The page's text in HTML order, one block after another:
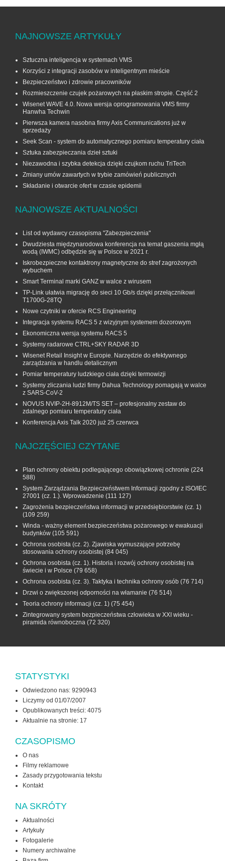
NAJNOWSZE ARTYKUŁY
Sztuczna inteligencja w systemach VMS
Korzyści z integracji zasobów w inteligentnym mieście
Bezpieczeństwo i zdrowie pracowników
Rozmieszczenie czujek pożarowych na płaskim stropie. Część 2
Wisenet WAVE 4.0. Nowa wersja oprogramowania VMS firmy
Hanwha Techwin
Pierwsza kamera nasobna firmy Axis Communications już w
sprzedaży
Seek Scan - system do automatycznego pomiaru temperatury ciała
Sztuka zabezpieczania dzieł sztuki
Niezawodna i szybka detekcja dzięki czujkom ruchu TriTech
Zmiany umów zawartych w trybie zamówień publicznych
Składanie i otwarcie ofert w czasie epidemii
NAJNOWSZE AKTUALNOŚCI
List od wydawcy czasopisma "Zabezpieczenia"
Dwudziesta międzynarodowa konferencja na temat gaszenia mgłą
wodą (IWMC) odbędzie się w Polsce w 2021 r.
Iskrobezpieczne kontaktrony magnetyczne do stref zagrożonych
wybuchem
Smart Terminal marki GANZ w walce z wirusem
TP-Link ułatwia migrację do sieci 10 Gb/s dzięki przełącznikowi
T1700G‑28TQ
Nowe czytniki w ofercie RCS Engineering
Integracja systemu RACS 5 z wizyjnym systemem dozorowym
Ekonomiczna wersja systemu RACS 5
Systemy radarowe CTRL+SKY RADAR 3D
Wisenet Retail Insight w Europie. Narzędzie do efektywnego
zarządzania w handlu detalicznym
Pomiar temperatury ludzkiego ciała dzięki termowizji
Systemy zliczania ludzi firmy Dahua Technology pomagają w walce
z SARS-CoV-2
NOVUS NVIP-2H-8912M/TS SET – profesjonalny zestaw do
zdalnego pomiaru temperatury ciała
Konferencja Axis Talk 2020 już 25 czerwca
NAJCZĘŚCIEJ CZYTANE
Plan ochrony obiektu podlegającego obowiązkowej ochronie (224
588)
System Zarządzania Bezpieczeństwem Informacji zgodny z ISO/IEC
27001 (cz. 1.). Wprowadzenie (111 127)
Zagrożenia bezpieczeństwa informacji w przedsiębiorstwie (cz. 1)
(109 259)
Winda - ważny element bezpieczeństwa pożarowego w ewakuacji
budynków (105 591)
Ochrona osobista (cz. 2). Zjawiska wymuszające potrzebę
stosowania ochrony osobistej (84 045)
Ochrona osobista (cz. 1). Historia i rozwój ochrony osobistej na
świecie i w Polsce (79 658)
Ochrona osobista (cz. 3). Taktyka i technika ochrony osób (76 714)
Drzwi o zwiększonej odporności na włamanie (76 514)
Teoria ochrony informacji (cz. 1) (75 454)
Zintegrowany system bezpieczeństwa człowieka w XXI wieku -
piramida równoboczna (72 320)
STATYSTYKI
Odwiedzono nas: 9290943
Liczymy od 01/07/2007
Opublikowanych treści: 4075
Aktualnie na stronie: 17
CZASOPISMO
O nas
Filmy reklamowe
Zasady przygotowania tekstu
Kontakt
NA SKRÓTY
Aktualności
Artykuły
Fotogalerie
Numery archiwalne